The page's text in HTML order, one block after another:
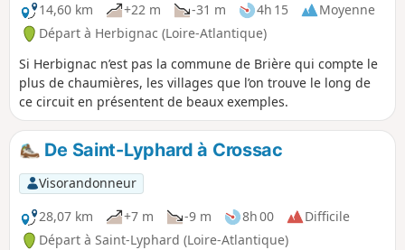
14,60 km
+22 m -31 m 4h 15
Moyenne
Départ à Herbignac (Loire-Atlantique)
Si Herbignac n’est pas la commune de Brière qui compte le
plus de chaumières, les villages que l’on trouve le long de
ce circuit en présentent de beaux exemples.
De Saint-Lyphard à Crossac
Visorandonneur
28,07 km
+7 m -9 m 8h 00
Difficile
Départ à Saint-Lyphard (Loire-Atlantique)